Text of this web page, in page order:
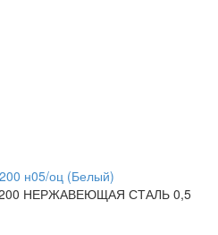
н05/оц (Белый)
НЕРЖАВЕЮЩАЯ СТАЛЬ 0,5